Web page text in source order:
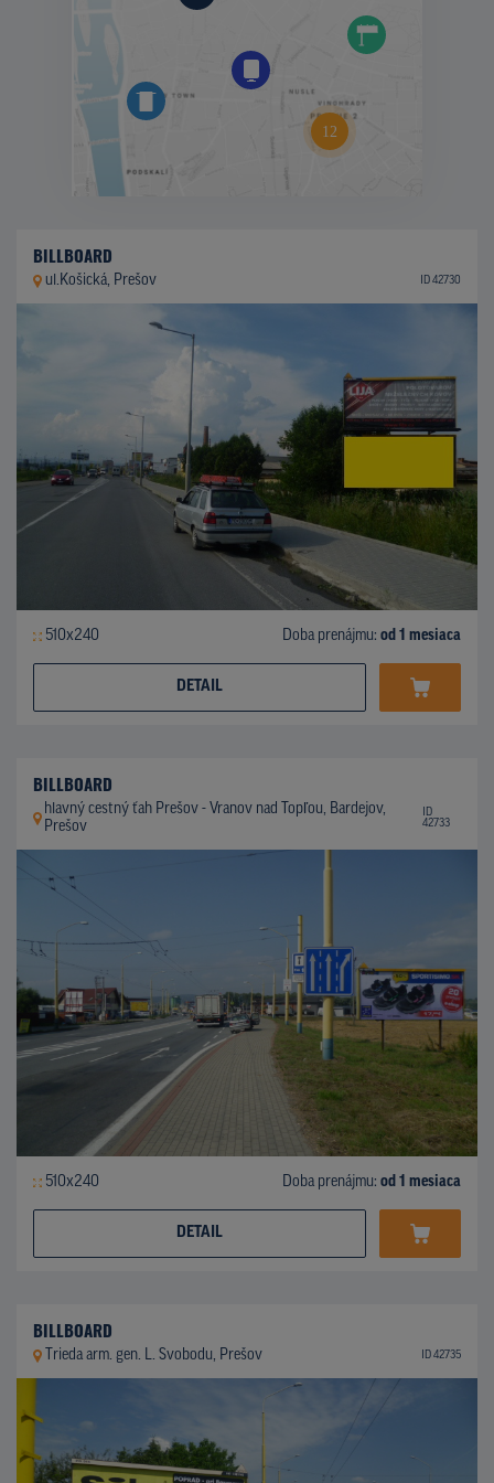
BILLBOARD
ul.Košická, Prešov ID 42730
510x240 Doba prenájmu: od 1 mesiaca
DETAIL
BILLBOARD
hlavný cestný ťah Prešov - Vranov nad Topľou, Bardejov,
Prešov
ID
42733
510x240 Doba prenájmu: od 1 mesiaca
DETAIL
BILLBOARD
Trieda arm. gen. L. Svobodu, Prešov ID 42735